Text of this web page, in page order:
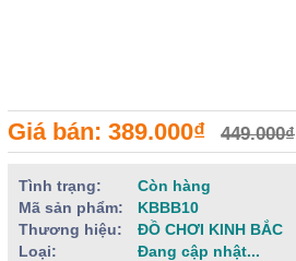
Giá bán: 389.000₫ 449.000₫
Tình trạng:
Còn hàng
Mã sản phẩm:
KBBB10
Thương hiệu:
ĐỒ CHƠI KINH BẮC
Loại:
Đang cập nhật...